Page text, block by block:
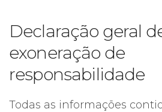
Declaração geral
exoneração de
responsabilidade
Todas as informações